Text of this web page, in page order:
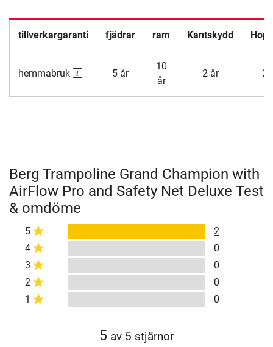
tillverkargaranti fjädrar ram Kantskydd
hemmabruk 5 år
10
år
2 år 2
Berg Trampoline Grand Champion with
AirFlow Pro and Safety Net Deluxe Test
& omdöme
5
2
4
0
3
0
2
0
1
0
5 av 5 stjärnor